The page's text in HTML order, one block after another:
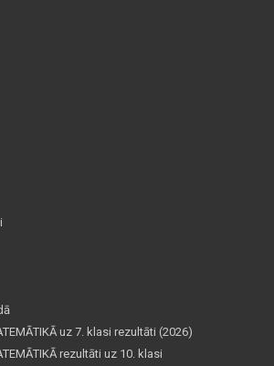
uz 7. klasi rezultāti (2026)
rezultāti uz 10. klasi